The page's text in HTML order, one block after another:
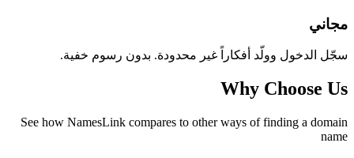
مجاني
سجّل الدخول وولّد أفكاراً غير محدودة. بدون رسوم خفية.
Why Choose Us
See how NamesLink compares to other ways of finding a domain
name